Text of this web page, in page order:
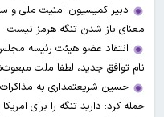
دبیر کمیسیون امنیت ملی و
معنای باز شدن تنگه هرمز نیست
انتقاد عضو هیئت رئیسه
نام توافق جدید، لطفا ملت
حسین شریعتمداری به
حمله کرد: دارید تنگه را برای